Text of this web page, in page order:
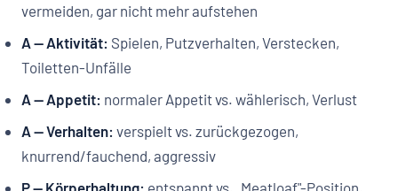
vermeiden, gar nicht mehr aufstehen
A — Aktivität: Spielen, Putzverhalten, Verstecken,
Toiletten-Unfälle
A — Appetit: normaler Appetit vs. wählerisch, Verlust
A — Verhalten: verspielt vs. zurückgezogen,
knurrend/fauchend, aggressiv